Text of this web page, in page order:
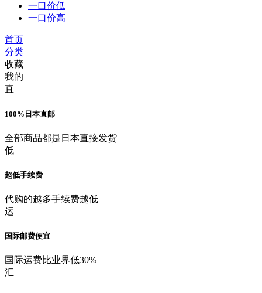
一口价低
一口价高
首页
分类
收藏
我的
直
100%日本直邮
全部商品都是日本直接发货
低
超低手续费
代购的越多手续费越低
运
国际邮费便宜
国际运费比业界低30%
汇